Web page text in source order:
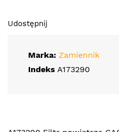
Udostępnij
Marka: Zamiennik
Indeks A173290